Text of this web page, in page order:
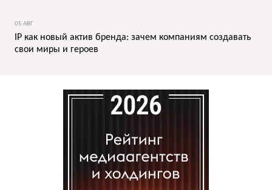
05 АВГ
IP как новый актив бренда: зачем компаниям создавать
свои миры и героев